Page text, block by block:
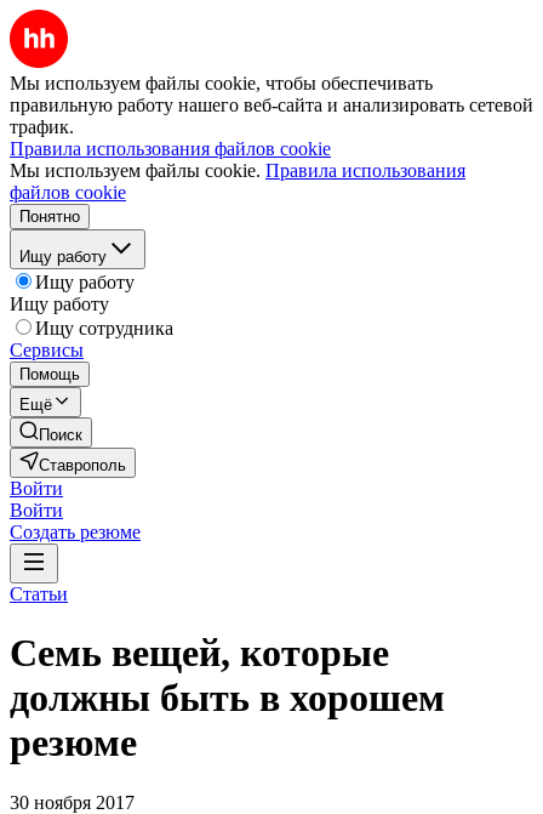
Мы используем файлы cookie, чтобы обеспечивать
правильную работу нашего веб-сайта и анализировать сетевой
трафик.
Правила использования файлов cookie
Мы используем файлы cookie. Правила использования
файлов cookie
Понятно
Ищу работу
Ищу работу
Ищу работу
Ищу сотрудника
Сервисы
Помощь
Ещё
Поиск
Ставрополь
Войти
Войти
Создать резюме
Статьи
Семь вещей, которые
должны быть в хорошем
резюме
30 ноября 2017